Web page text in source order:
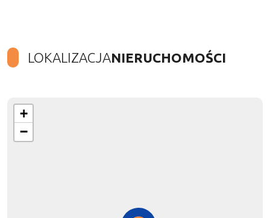
LOKALIZACJANIERUCHOMOŚCI
+
−